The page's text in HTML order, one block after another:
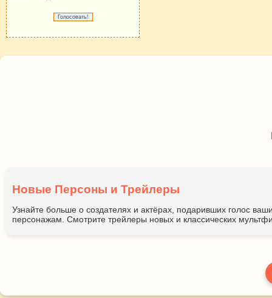
Новые Персоны и Трейлеры
Узнайте больше о создателях и актёрах, подаривших голос
персонажам. Смотрите трейлеры новых и классических